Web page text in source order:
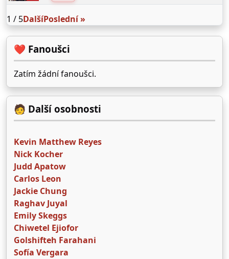
1 / 5DalšíPoslední »
❤️ Fanoušci
Zatím žádní fanoušci.
🧑 Další osobnosti
Kevin Matthew Reyes
Nick Kocher
Judd Apatow
Carlos Leon
Jackie Chung
Raghav Juyal
Emily Skeggs
Chiwetel Ejiofor
Golshifteh Farahani
Sofía Vergara